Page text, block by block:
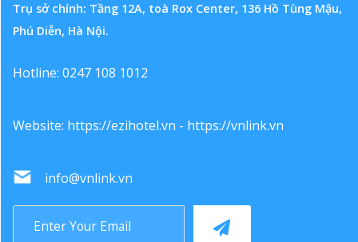
Trụ sở chính: Tầng 12A, toà Rox Center, 136 Hồ Tùng Mậu,
Phú Diễn, Hà Nội.
Hotline: 0247 108 1012
Website: https://ezihotel.vn - https://vnlink.vn
info@vnlink.vn